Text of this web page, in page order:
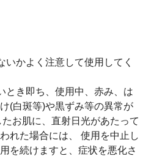
いかよく注意して使用してく
とき即ち、使用中、赤み、は
(白斑等)や黒ずみ等の異常が
お肌に、直射日光があたって
れた場合には、 使用を中止し
を続けますと、症状を悪化さ